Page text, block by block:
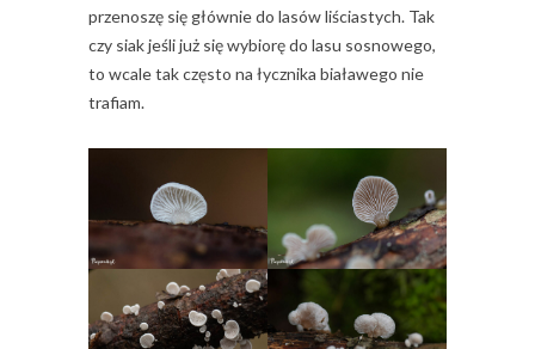
przenoszę się głównie do lasów liściastych. Tak
czy siak jeśli już się wybiorę do lasu sosnowego,
to wcale tak często na łycznika białawego nie
trafiam.